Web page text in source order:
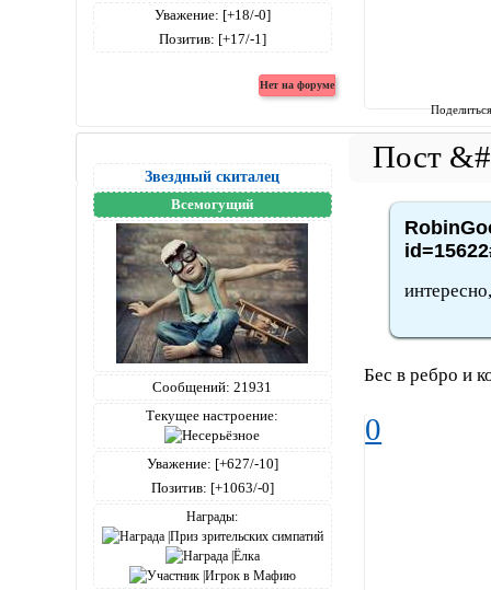
Уважение: [+18/-0]
Позитив: [+17/-1]
Звездный скиталец
Всемогущий
Сообщений: 21931
Текущее настроение:
Уважение: [+627/-10]
Позитив: [+1063/-0]
Награды:
Бес в ребро и
0